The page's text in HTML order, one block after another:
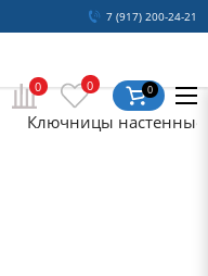
7 (917) 200-24-21
0 0 0
Ключницы настенные